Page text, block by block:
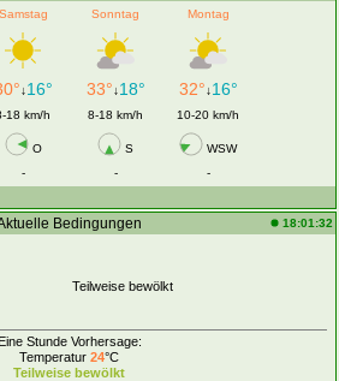
Samstag Sonntag Montag
↓16° 33°↓18° 32°↓16°
18 km/h 8-18 km/h 10-20 km/h
O S
WSW
- -
-
Bedingungen 18:01:32
Teilweise bewölkt
Eine Stunde Vorhersage:
Temperatur24°C
Teilweise bewölkt